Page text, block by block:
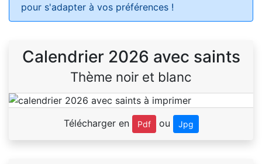
pour s'adapter à vos préférences !
Calendrier 2026 avec saints
Thème noir et blanc
Télécharger en Pdf ou Jpg